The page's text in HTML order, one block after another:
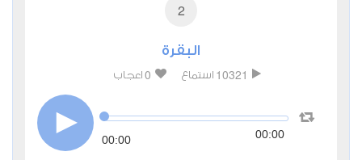
2
البقرة
10321 استماع 0 اعجاب
00:00 00:00